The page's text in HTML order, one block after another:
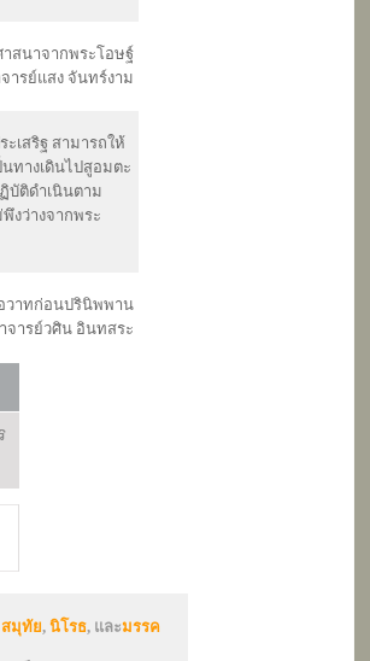
สนาจากพระโอษฐ์
ารย์แสง จันทร์งาม
ะเสริฐ สามารถให้
ทางเดินไปสูอมตะ
บัติดำเนินตาม
งว่างจากพระ
วาทก่อนปรินิพพาน
จารย์วศิน อินทสระ
สมุทัย, นิโรธ, และมรรค